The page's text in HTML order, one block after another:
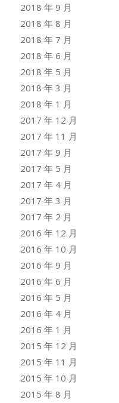
2018 年 9 月
2018 年 8 月
2018 年 7 月
2018 年 6 月
2018 年 5 月
2018 年 3 月
2018 年 1 月
2017 年 12 月
2017 年 11 月
2017 年 9 月
2017 年 5 月
2017 年 4 月
2017 年 3 月
2017 年 2 月
2016 年 12 月
2016 年 10 月
2016 年 9 月
2016 年 6 月
2016 年 5 月
2016 年 4 月
2016 年 1 月
2015 年 12 月
2015 年 11 月
2015 年 10 月
2015 年 8 月